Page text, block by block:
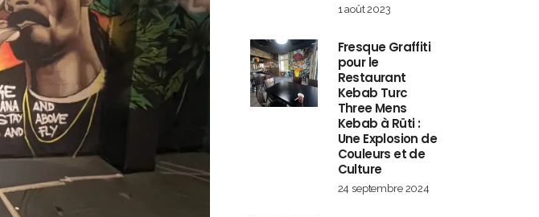
1 août 2023
Fresque Graffiti
pour le
Restaurant
Kebab Turc
Three Mens
Kebab à Rüti :
Une Explosion de
Couleurs et de
Culture
24 septembre 2024